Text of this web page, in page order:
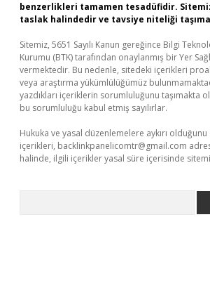
benzerlikleri tamamen tesadüfidir.
taslak halindedir ve tavsiye niteliği
Sitemiz, 5651 Sayılı Kanun gereğince Bilgi
Kurumu (BTK) tarafından onaylanmış bir Yer
vermektedir. Bu nedenle, sitedeki içerikleri
veya araştırma yükümlülüğümüz
yazdıkları içeriklerin sorumluluğunu taşımakta
bu sorumluluğu kabul etmiş sayılırlar.
Hukuka ve yasal düzenlemelere aykırı
içerikleri, backlinkpanelicomtr@gmail.com
halinde, ilgili içerikler yasal süre içerisinde